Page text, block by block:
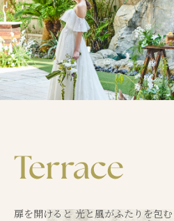
扉を開けると 光と風がふたりを包む